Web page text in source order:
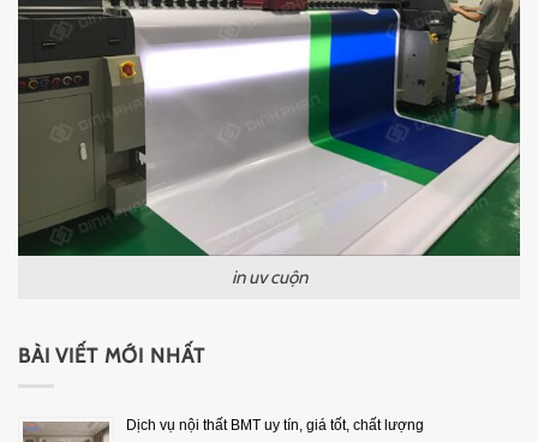
in uv cuộn
BÀI VIẾT MỚI NHẤT
Dịch vụ nội thất BMT uy tín, giá tốt, chất lượng